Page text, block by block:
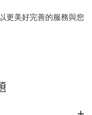
更美好完善的服務與您